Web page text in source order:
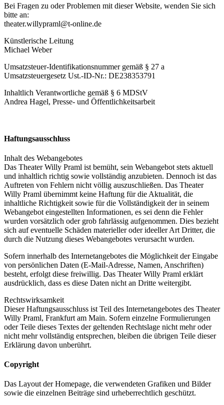
Bei Fragen zu oder Problemen mit dieser Website, wenden Sie sich
bitte an:
theater.willypraml@t-online.de
Künstlerische Leitung
Michael Weber
Umsatzsteuer-Identifikationsnummer gemäß § 27 a
Umsatzsteuergesetz Ust.-ID-Nr.: DE238353791
Inhaltlich Verantwortliche gemäß § 6 MDStV
Andrea Hagel, Presse- und Öffentlichkeitsarbeit
Haftungsausschluss
Inhalt des Webangebotes
Das Theater Willy Praml ist bemüht, sein Webangebot stets aktuell
und inhaltlich richtig sowie vollständig anzubieten. Dennoch ist das
Auftreten von Fehlern nicht völlig auszuschließen. Das Theater
Willy Praml übernimmt keine Haftung für die Aktualität, die
inhaltliche Richtigkeit sowie für die Vollständigkeit der in seinem
Webangebot eingestellten Informationen, es sei denn die Fehler
wurden vorsätzlich oder grob fahrlässig aufgenommen. Dies bezieht
sich auf eventuelle Schäden materieller oder ideeller Art Dritter, die
durch die Nutzung dieses Webangebotes verursacht wurden.
Sofern innerhalb des Internetangebotes die Möglichkeit der Eingabe
von persönlichen Daten (E-Mail-Adresse, Namen, Anschriften)
besteht, erfolgt diese freiwillig. Das Theater Willy Praml erklärt
ausdrücklich, dass es diese Daten nicht an Dritte weitergibt.
Rechtswirksamkeit
Dieser Haftungsausschluss ist Teil des Internetangebotes des Theater
Willy Praml, Frankfurt am Main. Sofern einzelne Formulierungen
oder Teile dieses Textes der geltenden Rechtslage nicht mehr oder
nicht mehr vollständig entsprechen, bleiben die übrigen Teile dieser
Erklärung davon unberührt.
Copyright
Das Layout der Homepage, die verwendeten Grafiken und Bilder
sowie die einzelnen Beiträge sind urheberrechtlich geschützt.